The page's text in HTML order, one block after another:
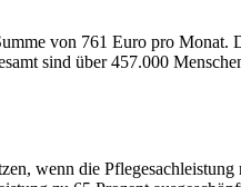
von 761 Euro pro
sind über 457.000
wenn die